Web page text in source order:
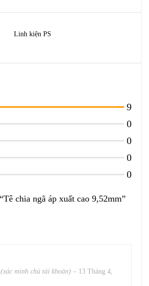
Linh kiện PS
9
0
0
0
0
Tê chia ngã áp xuất cao 9,52mm
(xác minh chủ tài khoản) – 13 Tháng 4,